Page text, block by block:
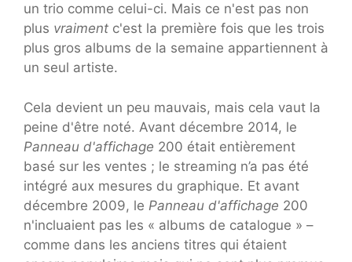
un trio comme celui-ci. Mais ce n'est pas non
plus vraiment c'est la première fois que les trois
plus gros albums de la semaine appartiennent à
un seul artiste.
Cela devient un peu mauvais, mais cela vaut la
peine d'être noté. Avant décembre 2014, le
Panneau d'affichage 200 était entièrement
basé sur les ventes ; le streaming n’a pas été
intégré aux mesures du graphique. Et avant
décembre 2009, le Panneau d'affichage 200
n'incluaient pas les « albums de catalogue » –
comme dans les anciens titres qui étaient